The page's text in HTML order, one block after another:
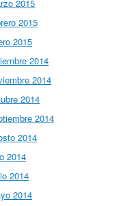
2015
2015
2015
2014
2014
2014
2014
2014
2014
2014
2014